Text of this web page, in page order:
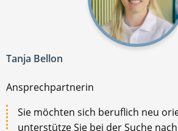
Tanja Bellon
Ansprechpartnerin
Sie möchten sich beruflich neu
unterstütze Sie bei der Suche